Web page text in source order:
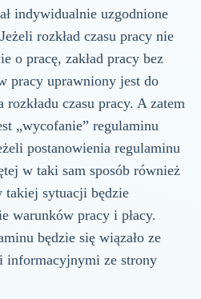
indywidualnie uzgodnione
rozkład czasu pracy nie
o pracę, zakład pracy bez
pracy uprawniony jest do
czasu pracy. A zatem
„wycofanie” regulaminu
postanowienia regulaminu
w taki sam sposób również
takiej sytuacji będzie
warunków pracy i płacy.
będzie się wiązało ze
informacyjnymi ze strony